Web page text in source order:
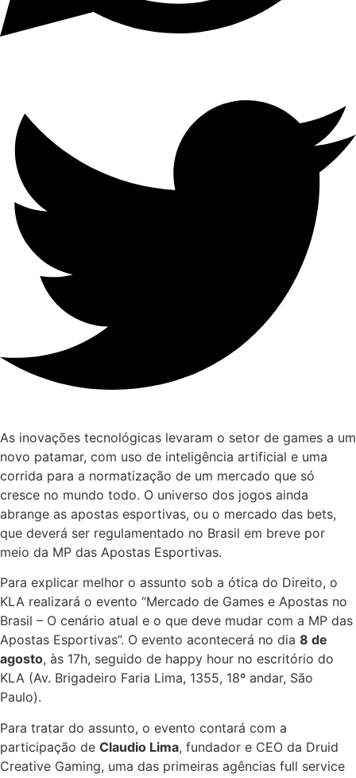
As inovações tecnológicas levaram o setor de games a um
novo patamar, com uso de inteligência artificial e uma
corrida para a normatização de um mercado que só
cresce no mundo todo. O universo dos jogos ainda
abrange as apostas esportivas, ou o mercado das bets,
que deverá ser regulamentado no Brasil em breve por
meio da MP das Apostas Esportivas.
Para explicar melhor o assunto sob a ótica do Direito, o
KLA realizará o evento “Mercado de Games e Apostas no
Brasil – O cenário atual e o que deve mudar com a MP das
Apostas Esportivas”. O evento acontecerá no dia 8 de
agosto, às 17h, seguido de happy hour no escritório do
KLA (Av. Brigadeiro Faria Lima, 1355, 18º andar, São
Paulo).
Para tratar do assunto, o evento contará com a
participação de Claudio Lima, fundador e CEO da Druid
Creative Gaming, uma das primeiras agências full service